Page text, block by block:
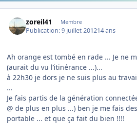
zoreil41 Membre
Publication:9 juillet 201214 ans
Ah orange est tombé en rade ... Je ne
(aurait du vu l’itinérance ...)...
à 22h30 je dors je ne suis plus au
...
Je fais partis de la génération
@ de plus en plus ...) ben je me fais
portable ... et que ça fait du bien !!!!